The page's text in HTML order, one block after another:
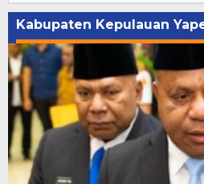
Kabupaten Kepulauan